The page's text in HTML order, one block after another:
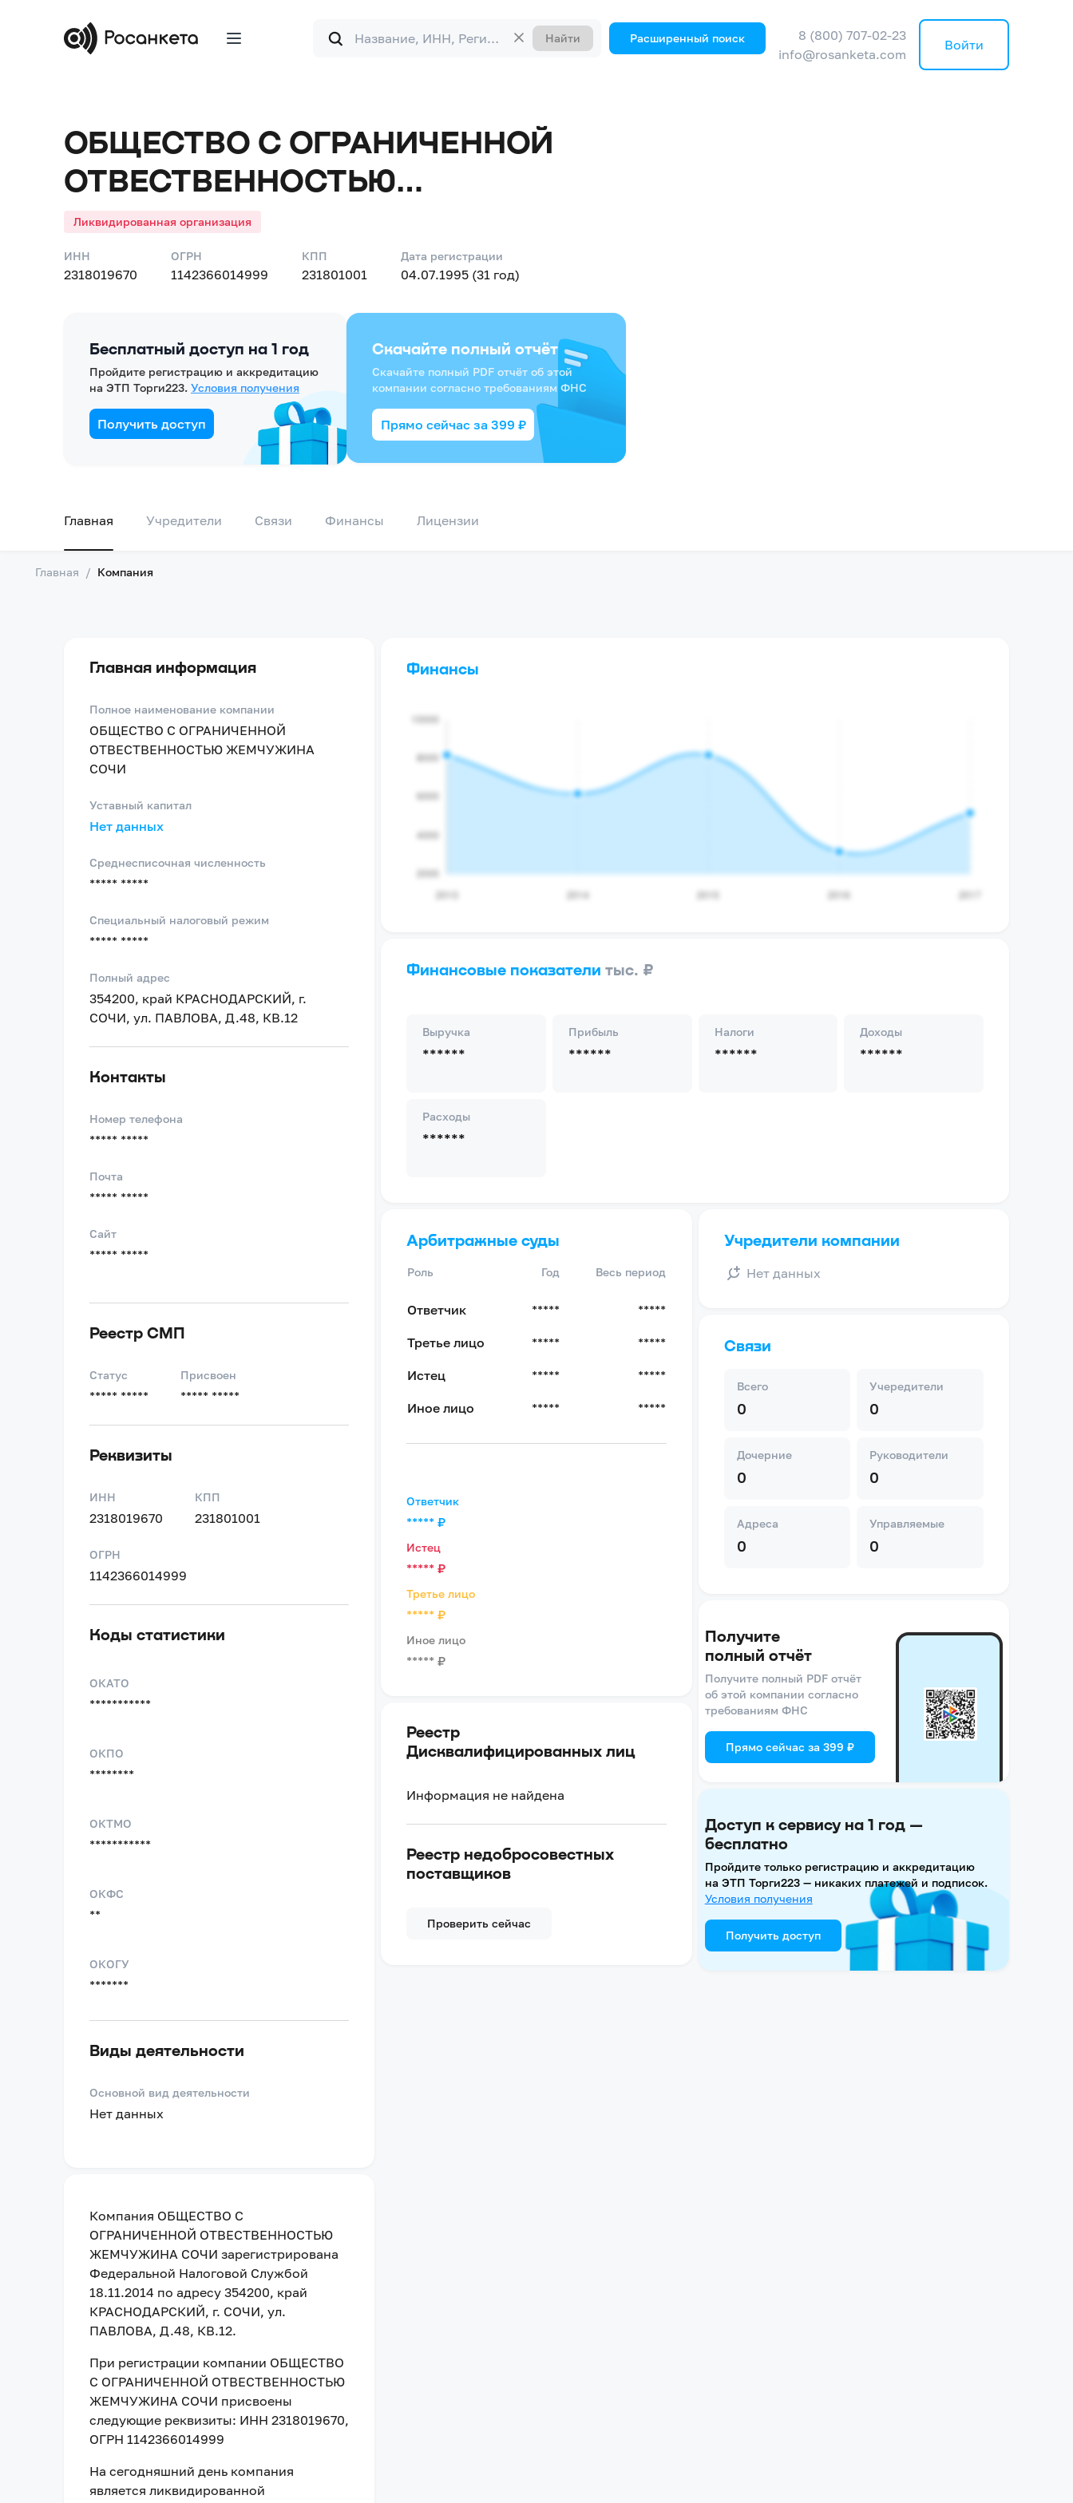
Форма
поиска
Найти Расширенный поиск
8 (800) 707-02-23
info@rosanketa.com
Войти
ОБЩЕСТВО С ОГРАНИЧЕННОЙ
ОТВЕСТВЕННОСТЬЮ
ЖЕМЧУЖИНА СОЧИ
Ликвидированная организация
ИНН
2318019670
ОГРН
1142366014999
КПП
231801001
Дата регистрации
04.07.1995 (31 год)
Бесплатный доступ на 1 год
Пройдите регистрацию и аккредитацию
на ЭТП Торги223. Условия получения
Получить доступ
Скачайте полный отчёт
Скачайте полный PDF отчёт об этой
компании согласно требованиям ФНС
Прямо сейчас за 399 ₽
Главная Учредители Связи Финансы Лицензии
Главная / Компания
Главная информация
Полное наименование компании
ОБЩЕСТВО С ОГРАНИЧЕННОЙ
ОТВЕСТВЕННОСТЬЮ ЖЕМЧУЖИНА
СОЧИ
Уставный капитал
Нет данных
Среднесписочная численность
***** *****
Специальный налоговый режим
***** *****
Полный адрес
354200, край КРАСНОДАРСКИЙ, г.
СОЧИ, ул. ПАВЛОВА, Д.48, КВ.12
Контакты
Номер телефона
***** *****
Почта
***** *****
Сайт
***** *****
Реестр СМП
Статус
***** *****
Присвоен
***** *****
Реквизиты
ИНН
2318019670
КПП
231801001
ОГРН
1142366014999
Коды статистики
ОКАТО
***********
ОКПО
********
ОКТМО
***********
ОКФС
**
ОКОГУ
*******
Виды деятельности
Основной вид деятельности
Нет данных
Компания ОБЩЕСТВО С
ОГРАНИЧЕННОЙ ОТВЕСТВЕННОСТЬЮ
ЖЕМЧУЖИНА СОЧИ зарегистрирована
Федеральной Налоговой Службой
18.11.2014 по адресу 354200, край
КРАСНОДАРСКИЙ, г. СОЧИ, ул.
ПАВЛОВА, Д.48, КВ.12.
При регистрации компании ОБЩЕСТВО
С ОГРАНИЧЕННОЙ ОТВЕСТВЕННОСТЬЮ
ЖЕМЧУЖИНА СОЧИ присвоены
следующие реквизиты: ИНН 2318019670,
ОГРН 1142366014999
На сегодняшний день компания
является ликвидированной
Финансы
Финансовые показателитыс. ₽
Выручка
******
Прибыль
******
Налоги
******
Доходы
******
Расходы
******
Арбитражные суды
Роль Год Весь период
Ответчик ***** *****
Третье лицо ***** *****
Истец ***** *****
Иное лицо ***** *****
Ответчик
***** ₽
Истец
***** ₽
Третье лицо
***** ₽
Иное лицо
***** ₽
Реестр
Дисквалифицированных лиц
Информация не найдена
Реестр недобросовестных
поставщиков
Проверить сейчас
Учредители компании
Нет данных
Связи
Всего
0
Учередители
0
Дочерние
0
Руководители
0
Адреса
0
Управляемые
0
Получите
полный отчёт
Получите полный PDF отчёт
об этой компании согласно
требованиям ФНС
Прямо сейчас за 399 ₽
Доступ к сервису на 1 год —
бесплатно
Пройдите только регистрацию и аккредитацию
на ЭТП Торги223 — никаких платежей и подписок.
Условия получения
Получить доступ